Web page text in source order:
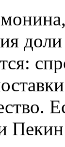
Пекин